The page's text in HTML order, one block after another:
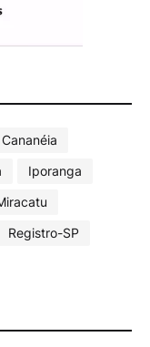
Cananéia
Iporanga
Registro-SP